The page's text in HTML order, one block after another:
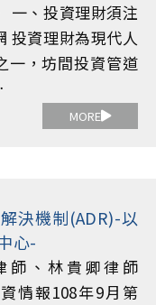
一、投資理財須注
投資理財為現代人
一，坊間投資管道
MORE
決機制(ADR)-以
心-
師、林貴卿律師
資情報108年9月第